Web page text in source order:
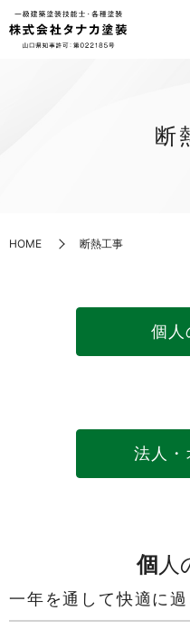
断
HOME 断熱工事
個人
法人・
個
一年を通して快適に